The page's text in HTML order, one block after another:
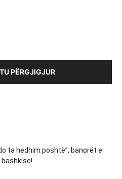
PËRGJIGJUR
ta hedhim poshtë”, banorët e